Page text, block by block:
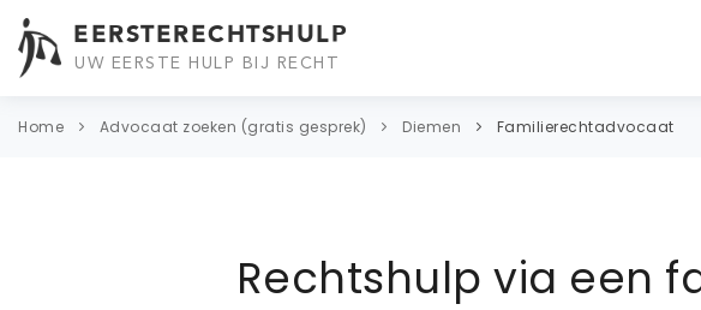
EERSTERECHTSHULP
UW EERSTE HULP BIJ RECHT
Home Advocaat zoeken (gratis gesprek) Diemen Familierechtadvocaat
Rechtshulp via een